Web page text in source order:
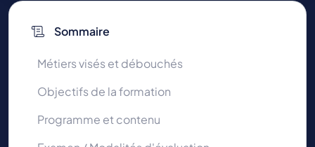
Sommaire
Métiers visés et débouchés
Objectifs de la formation
Programme et contenu